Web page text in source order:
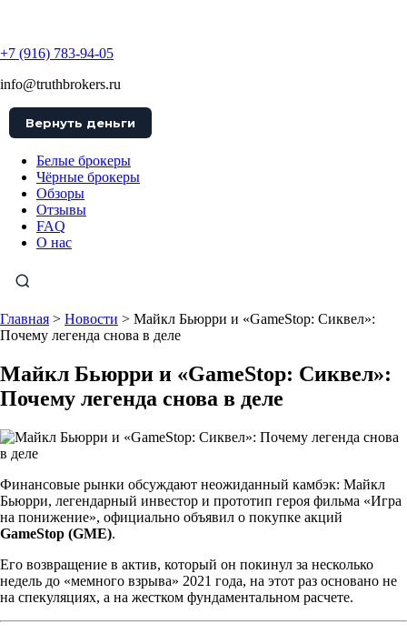
+7 (916) 783-94-05
info@truthbrokers.ru
Вернуть деньги
Белые брокеры
Чёрные брокеры
Обзоры
Отзывы
FAQ
О нас
Главная > Новости > Майкл Бьюрри и «GameStop: Сиквел»:
Почему легенда снова в деле
Майкл Бьюрри и «GameStop: Сиквел»:
Почему легенда снова в деле
Финансовые рынки обсуждают неожиданный камбэк: Майкл
Бьюрри, легендарный инвестор и прототип героя фильма «Игра
на понижение», официально объявил о покупке акций
GameStop (GME).
Его возвращение в актив, который он покинул за несколько
недель до «мемного взрыва» 2021 года, на этот раз основано не
на спекуляциях, а на жестком фундаментальном расчете.